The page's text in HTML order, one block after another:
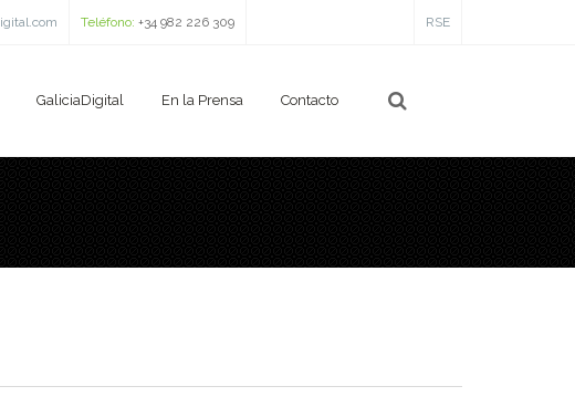
Teléfono: +34 982 226 309 RSE
GaliciaDigital En la Prensa Contacto